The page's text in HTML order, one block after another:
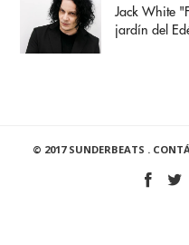
Jack White
jardín del
© 2017 SUNDERBEATS .